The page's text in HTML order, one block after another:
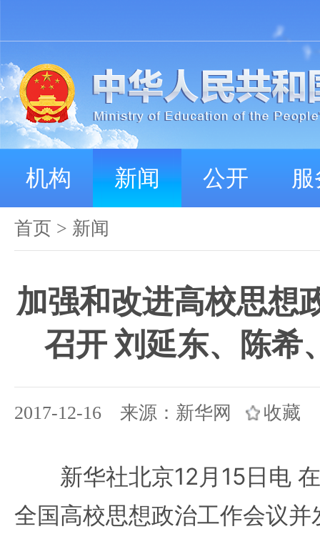
机构 新闻 公开
首页 > 新闻
加强和改进高校思想
召开 刘延东、陈希
2017-12-16 来源：新华网 收藏
新华社北京12月15日电 在
全国高校思想政治工作会议